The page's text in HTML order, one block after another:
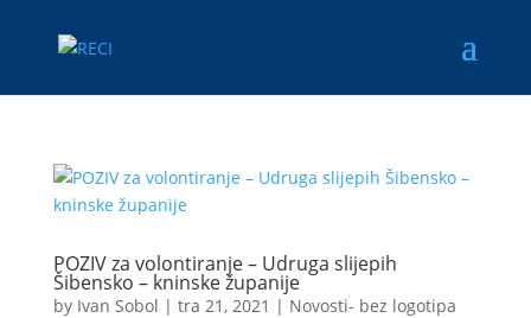
POZIV za volontiranje – Udruga slijepih
Šibensko – kninske županije
by Ivan Sobol | tra 21, 2021 | Novosti- bez logotipa